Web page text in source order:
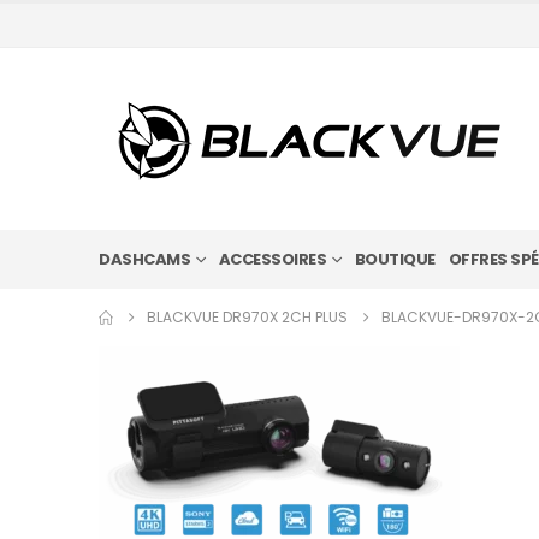
DASHCAMS ACCESSOIRES BOUTIQUE OFFRES
BLACKVUE DR970X 2CH PLUS BLACKVUE-DR970X-